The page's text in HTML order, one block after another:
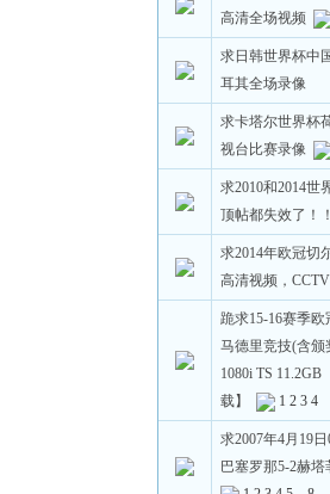
高清全场视频
求日韩世界杯中
耳其全场录像
求卡塔尔世界杯
视台比赛录像
求2010和2014世
顶帖都失效了！
求2014年欧冠切
高清视频，
跪求15-16赛季
马德里竞技(含颁
1080i TS
载】
1 2 3 4
求2007年4月19
巴塞罗那5-2赫